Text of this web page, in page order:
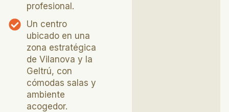
profesional.
Un centro
ubicado en una
zona estratégica
de Vilanova y la
Geltrú, con
cómodas salas y
ambiente
acogedor.